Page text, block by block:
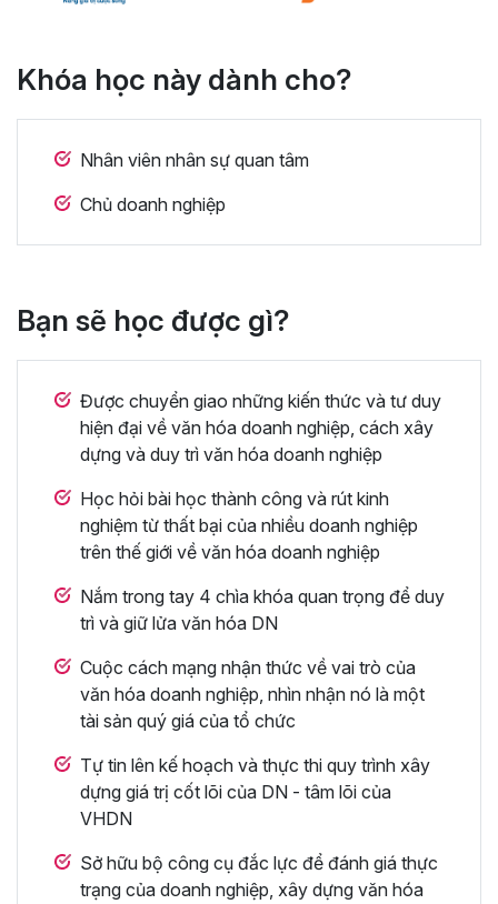
Khóa học này dành cho?
Nhân viên nhân sự quan tâm
Chủ doanh nghiệp
Bạn sẽ học được gì?
Được chuyển giao những kiến thức và tư duy
hiện đại về văn hóa doanh nghiệp, cách xây
dựng và duy trì văn hóa doanh nghiệp
Học hỏi bài học thành công và rút kinh
nghiệm từ thất bại của nhiều doanh nghiệp
trên thế giới về văn hóa doanh nghiệp
Nắm trong tay 4 chìa khóa quan trọng để duy
trì và giữ lửa văn hóa DN
Cuộc cách mạng nhận thức về vai trò của
văn hóa doanh nghiệp, nhìn nhận nó là một
tài sản quý giá của tổ chức
Tự tin lên kế hoạch và thực thi quy trình xây
dựng giá trị cốt lõi của DN - tâm lõi của
VHDN
Sở hữu bộ công cụ đắc lực để đánh giá thực
trạng của doanh nghiệp, xây dựng văn hóa